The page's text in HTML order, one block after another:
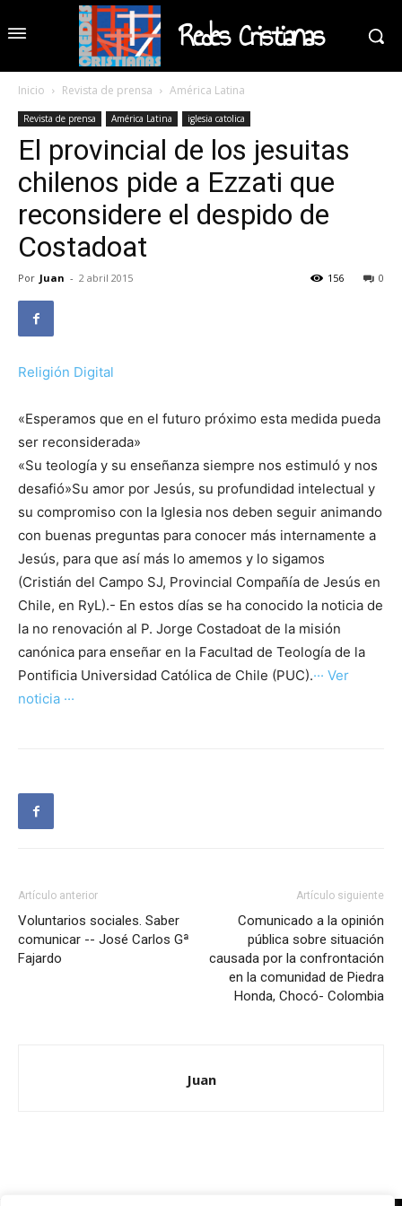
Redes Cristianas
Inicio Revista de prensa América Latina
Revista de prensa América Latina iglesia catolica
El provincial de los jesuitas
chilenos pide a Ezzati que
reconsidere el despido de
Costadoat
Por Juan - 2 abril 2015 0
156
Religión Digital
«Esperamos que en el futuro próximo esta medida pueda
ser reconsiderada»
«Su teología y su enseñanza siempre nos estimuló y nos
desafió»Su amor por Jesús, su profundidad intelectual y
su compromiso con la Iglesia nos deben seguir animando
con buenas preguntas para conocer más internamente a
Jesús, para que así más lo amemos y lo sigamos
(Cristián del Campo SJ, Provincial Compañía de Jesús en
Chile, en RyL).- En estos días se ha conocido la noticia de
la no renovación al P. Jorge Costadoat de la misión
canónica para enseñar en la Facultad de Teología de la
Pontificia Universidad Católica de Chile (PUC).··· Ver
noticia ···
Artículo anterior
Voluntarios sociales. Saber
comunicar -- José Carlos Gª
Fajardo
Artículo siguiente
Comunicado a la opinión
pública sobre situación
causada por la confrontación
en la comunidad de Piedra
Honda, Chocó- Colombia
Juan